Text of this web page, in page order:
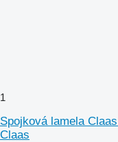
1
Spojková lamela
Claas